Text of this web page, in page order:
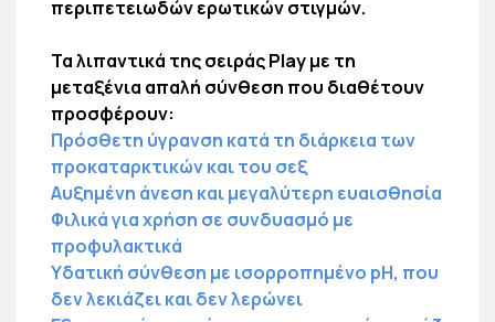
περιπετειωδών ερωτικών στιγμών.
Τα λιπαντικά της σειράς Play με τη
μεταξένια απαλή σύνθεση που διαθέτουν
προσφέρουν:
Πρόσθετη ύγρανση κατά τη διάρκεια των
προκαταρκτικών και του σεξ
Αυξημένη άνεση και μεγαλύτερη ευαισθησία
Φιλικά για χρήση σε συνδυασμό με
προφυλακτικά
Yδατική σύνθεση με ισορροπημένο pH, που
δεν λεκιάζει και δεν λερώνει